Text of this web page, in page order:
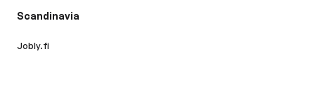
Scandinavia
Jobly.fi